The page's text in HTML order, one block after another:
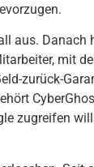
aus. Danach
mit
zurück-
zugreifen